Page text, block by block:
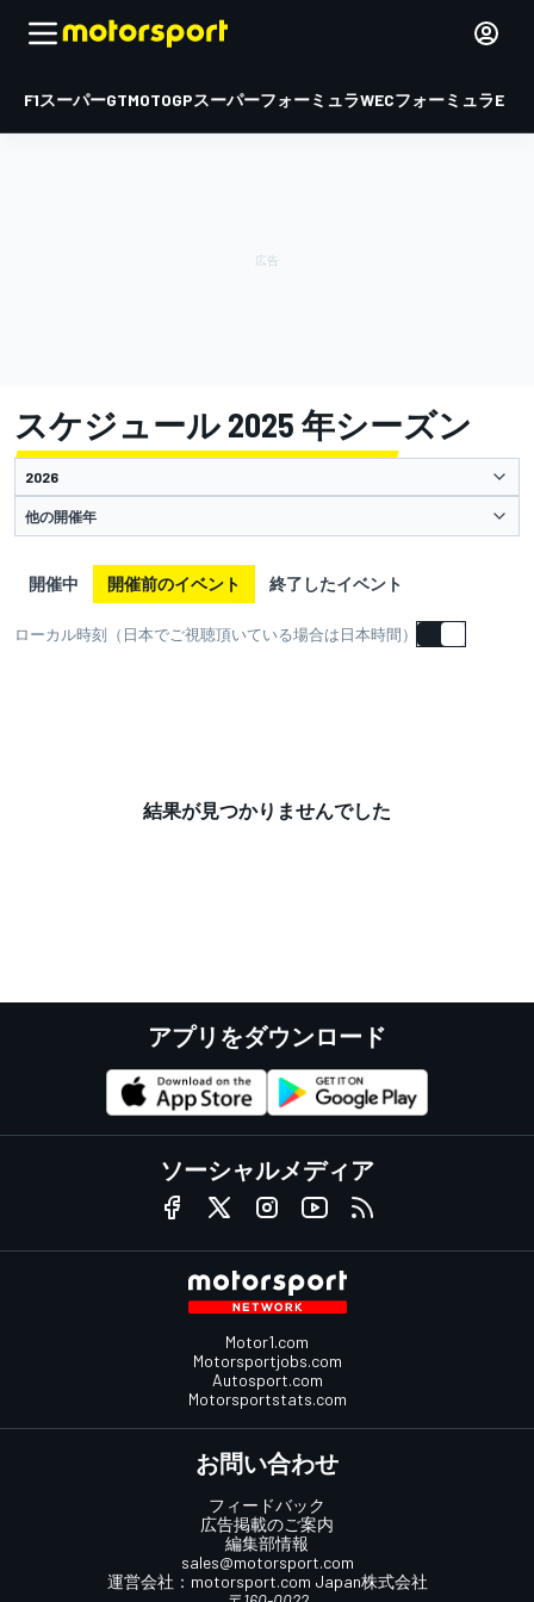
F1スーパーGTMOTOGPスーパーフォーミュラWECフォーミュラE
スケジュール 2025 年シーズン
他の開催年
開催中 開催前のイベント 終了したイベント
ローカル時刻（日本でご視聴頂いている場合は日本時間）
結果が見つかりませんでした
アプリをダウンロード
ソーシャルメディア
Motor1.com
Motorsportjobs.com
Autosport.com
Motorsportstats.com
お問い合わせ
フィードバック
広告掲載のご案内
編集部情報
sales@motorsport.com
運営会社： motorsport.com Japan株式会社